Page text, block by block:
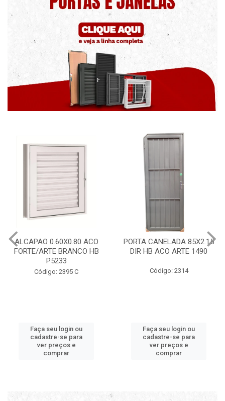
PORTA CANELADA 85X2.15
DIR HB ACO ARTE 1490
Código: 2314
Faça seu login ou
cadastre-se para
ver preços e
comprar
PORTA LAMINADA 60X215
DIR POP/MIX HB
Código: 2340
Faça seu login ou
cadastre-se para
ver preços e
comprar